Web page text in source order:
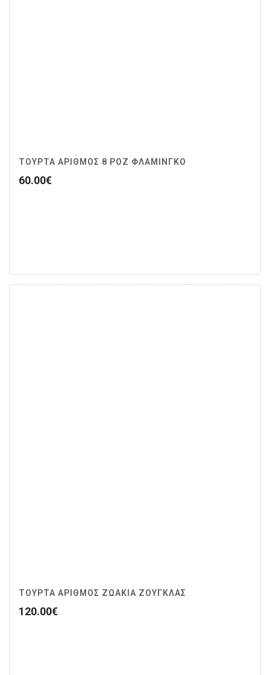
ΤΟΥΡΤΑ ΑΡΙΘΜΟΣ 8 ΡΟΖ ΦΛΑΜΙΝΓΚΟ
60.00€
ΤΟΥΡΤΑ ΑΡΙΘΜΟΣ ΖΩΆΚΙΑ ΖΟΥΓΚΛΑΣ
120.00€